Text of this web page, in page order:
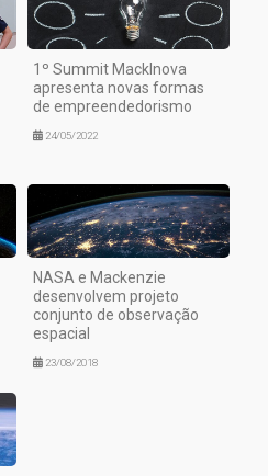
1º Summit MackInova
apresenta novas formas
de empreendedorismo
24/05/2022
NASA e Mackenzie
desenvolvem projeto
conjunto de observação
espacial
23/08/2018